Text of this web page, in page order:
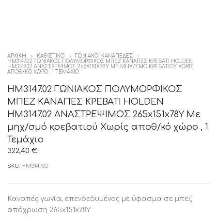
ΑΡΧΙΚΉ ΚΑΘΙΣΤΙΚΟ
ΓΩΝΙΑΚΟΙ ΚΑΝΑΠΕΔΕΣ
HM3147.02 ΓΩΝΙΑΚΟΣ ΠΟΛΥΜΟΡΦΙΚΟΣ ΜΠΕΖ ΚΑΝΑΠΕΣ ΚΡΕΒΑΤΙ HOLDEN
HM3147.02 ΑΝΑΣΤΡΕΨΙΜΟΣ 265X151X78Υ ΜΕ ΜΗΧ/ΣΜΌ ΚΡΕΒΑΤΙΟΎ ΧΩΡΊΣ
ΑΠΟΘ/ΚΌ ΧΏΡΟ , 1 ΤΕΜΆΧΙΟ
HM3147.02 ΓΩΝΙΑΚΟΣ ΠΟΛΥΜΟΡΦΙΚΟΣ
ΜΠΕΖ ΚΑΝΑΠΕΣ ΚΡΕΒΑΤΙ HOLDEN
HM3147.02 ΑΝΑΣΤΡΕΨΙΜΟΣ 265x151x78Υ Με
μηχ/σμό κρεβατιού Χωρίς αποθ/κό χώρο , 1
Τεμάχιο
322,40 €
SKU: HM3147.02
Καναπές γωνία, επενδεδυμένος με ύφασμα σε μπεζ
απόχρωση 265x151x78Υ